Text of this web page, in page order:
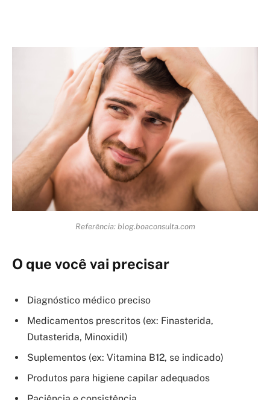
Referência: blog.boaconsulta.com
O que você vai precisar
Diagnóstico médico preciso
Medicamentos prescritos (ex: Finasterida,
Dutasterida, Minoxidil)
Suplementos (ex: Vitamina B12, se indicado)
Produtos para higiene capilar adequados